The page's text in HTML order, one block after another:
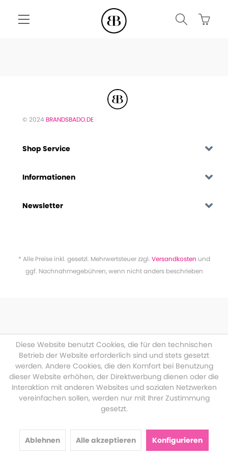
© 2024 BRANDSBADO.DE
Shop Service
Informationen
Newsletter
* Alle Preise inkl. gesetzl. Mehrwertsteuer zzgl. Versandkosten und
ggf. Nachnahmegebühren, wenn nicht anders beschrieben
Diese Website benutzt Cookies, die für den technischen
Betrieb der Website erforderlich sind und stets gesetzt
werden. Andere Cookies, die den Komfort bei Benutzung
dieser Website erhöhen, der Direktwerbung dienen oder die
Interaktion mit anderen Websites und sozialen Netzwerken
vereinfachen sollen, werden nur mit Ihrer Zustimmung
gesetzt.
Ablehnen Alle akzeptieren Konfigurieren